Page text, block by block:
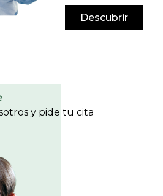
Descubrir
y pide tu cita